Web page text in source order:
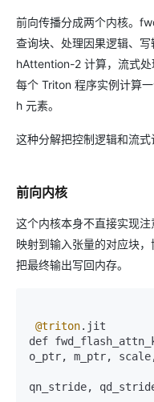
前向传播分成两个内核。
查询块、处理因果逻辑、
hAttention-2 计算，流式处
每个 Triton 程序实例计算
h 元素。
这种分解把控制逻辑和流式
前向内核
这个内核本身不直接实现
映射到输入张量的对应块，
把最终输出写回内存。
@triton.jit
def
o_ptr, m_ptr,
qn_stride,